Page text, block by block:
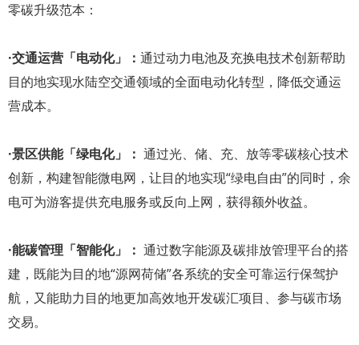
零碳升级范本：
·交通运营「电动化」： 通过动力电池及充换电技术创新帮助
目的地实现水陆空交通领域的全面电动化转型，降低交通运
营成本。
·景区供能「绿电化」： 通过光、储、充、放等零碳核心技术
创新，构建智能微电网，让目的地实现“绿电自由”的同时，余
电可为游客提供充电服务或反向上网，获得额外收益。
·能碳管理「智能化」： 通过数字能源及碳排放管理平台的搭
建，既能为目的地“源网荷储”各系统的安全可靠运行保驾护
航，又能助力目的地更加高效地开发碳汇项目、参与碳市场
交易。